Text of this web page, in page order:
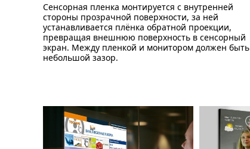
Сенсорная пленка монтируется с внутренней
стороны прозрачной поверхности, за ней
устанавливается плёнка обратной проекции,
превращая внешнюю поверхность в сенсорный
экран. Между пленкой и монитором должен быть
небольшой зазор.